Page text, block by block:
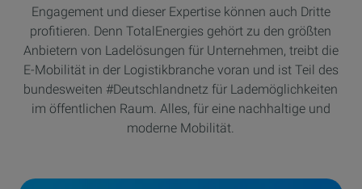
Engagement und dieser Expertise können auch Dritte
profitieren. Denn TotalEnergies gehört zu den größten
Anbietern von Ladelösungen für Unternehmen, treibt die
E-Mobilität in der Logistikbranche voran und ist Teil des
bundesweiten #Deutschlandnetz für Lademöglichkeiten
im öffentlichen Raum. Alles, für eine nachhaltige und
moderne Mobilität.